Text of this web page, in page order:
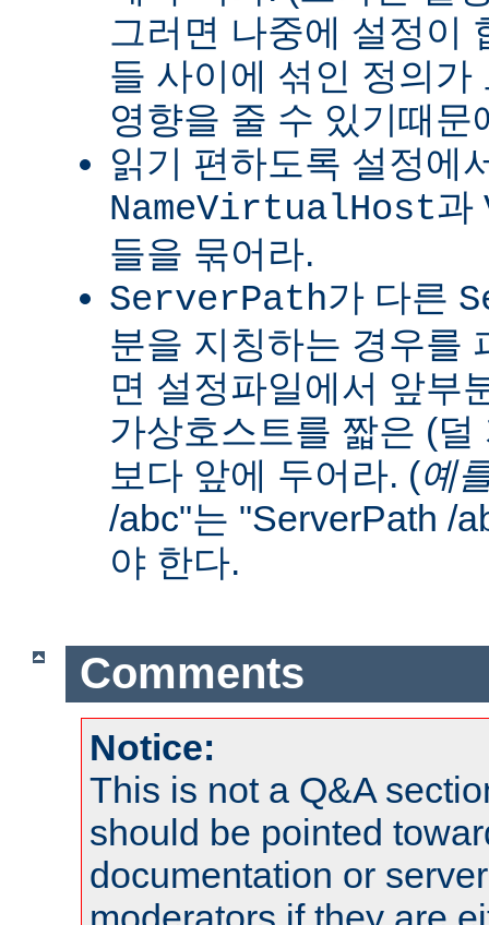
그러면 나중에 설정이
들 사이에 섞인 정의가
영향을 줄 수 있기때문
읽기 편하도록 설정에
NameVirtualHost과
들을 묶어라.
ServerPath가 다른
분을 지칭하는 경우를
면 설정파일에서 앞부
가상호스트를 짧은 (
보다 앞에 두어라. (예
/abc"는 "ServerPath /
야 한다.
Comments
Notice:
This is not a Q&A
should be pointed
documentation or